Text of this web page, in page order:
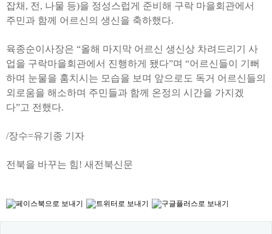
잡채, 전, 나물 등)을 정성스럽게 준비해 구락 마을회관에서
주민과 함께 어르신의 생신을 축하했다.
육종순이사장은 “올해 마지막 어르신 생신상 차려드리기 사
업을 구락마을회관에서 진행하게 됐다”며 “어르신들이 기뻐
하며 눈물을 훔치시는 모습을 보며 앞으로도 독거 어르신들의
외로움을 해소하며 주민들과 함께 온정의 시간을 가지겠
다”고 전했다.
/장수=유기종 기자
전북을 바꾸는 힘! 새전북신문